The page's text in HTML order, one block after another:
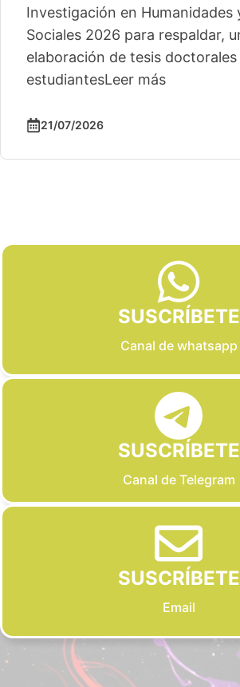
localidades, con loLeer más
04/06/2026
SUSCRÍBETE
Canal de whatsapp
SUSCRÍBETE
Canal de Telegram
SUSCRÍBETE
Email